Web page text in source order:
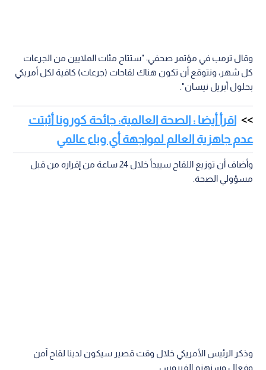
وقال ترمب في مؤتمر صحفي: "ستتاح مئات الملايين من الجرعات
كل شهر، ونتوقع أن تكون هناك لقاحات (جرعات) كافية لكل أمريكي
بحلول أبريل نيسان".
اقرأ أيضا : الصحة العالمية: جائحة كورونا أثبتت
عدم جاهزية العالم لمواجهة أي وباء عالمي
وأضاف أن توزيع اللقاح سيبدأ خلال 24 ساعة من إقراره من قبل
مسؤولي الصحة.
وذكر الرئيس الأمريكي خلال وقت قصير سيكون لدينا لقاح آمن
وفعال وسنهزم الفيروس.